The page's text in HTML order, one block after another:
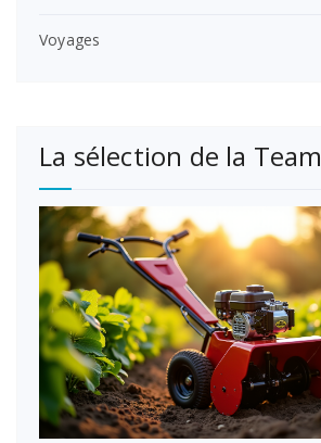
Voyages
La sélection de la Team